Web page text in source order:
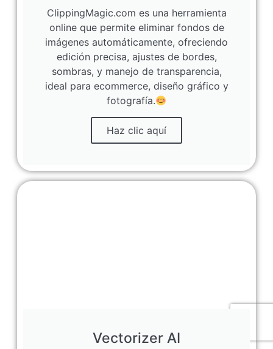
ClippingMagic.com es una herramienta
online que permite eliminar fondos de
imágenes automáticamente, ofreciendo
edición precisa, ajustes de bordes,
sombras, y manejo de transparencia,
ideal para ecommerce, diseño gráfico y
fotografía.
Haz clic aquí
Vectorizer AI